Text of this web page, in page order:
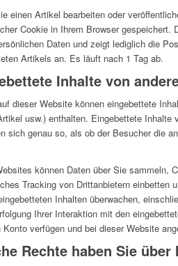
einen Artikel bearbeiten oder
Cookie in Ihrem Browser gespeichert.
Daten und zeigt lediglich die
Artikels an. Es läuft nach 1 Tag ab.
Inhalte von
dieser Website können eingebettete
usw.) enthalten. Eingebettete Inhalte
sich genau so, als ob der Besucher die
können Daten über Sie sammeln,
Tracking von Drittanbietern einbetten
Inhalten überwachen,
Ihrer Interaktion mit den
Konto verfügen und bei dieser Website
Rechte haben Sie über